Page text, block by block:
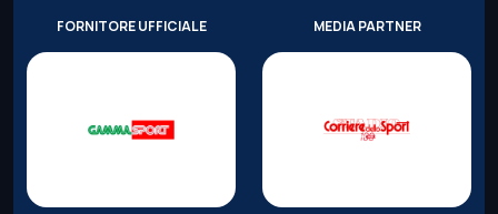
FORNITORE UFFICIALE MEDIA PARTNER